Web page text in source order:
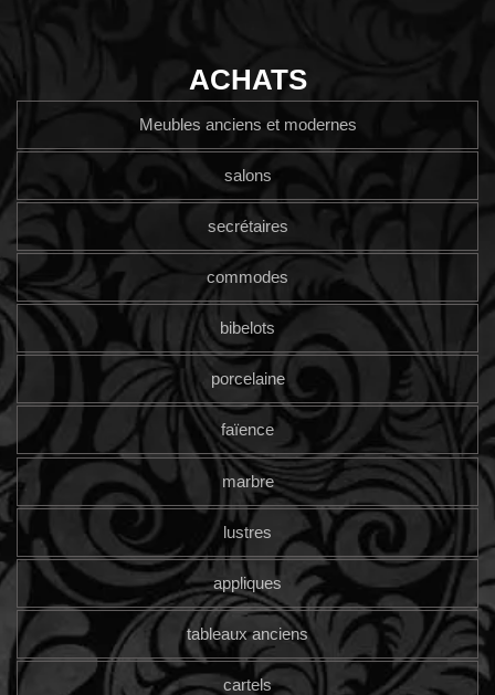
ACHATS
Meubles anciens et modernes
salons
secrétaires
commodes
bibelots
porcelaine
faïence
marbre
lustres
appliques
tableaux anciens
cartels